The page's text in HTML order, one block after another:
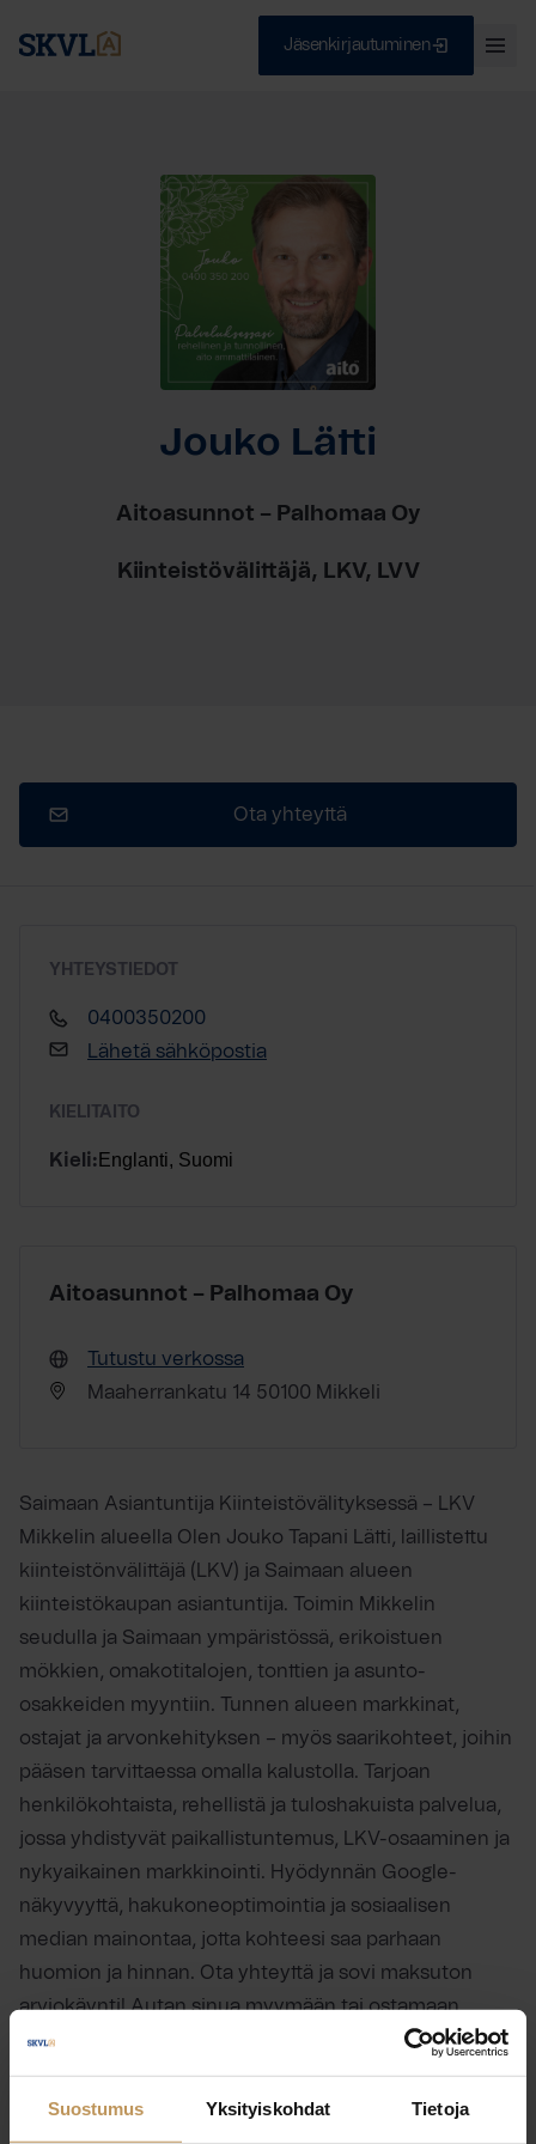
Suostumus Yksityiskohdat Tietoja
Jäsenkirjautuminen
Jouko Lätti
Aitoasunnot – Palhomaa Oy
Kiinteistövälittäjä, LKV, LVV
Ota yhteyttä
YHTEYSTIEDOT
0400350200
Lähetä sähköpostia
KIELITAITO
Kieli: Englanti, Suomi
Aitoasunnot – Palhomaa Oy
Tutustu verkossa
Maaherrankatu 14 50100 Mikkeli
Saimaan Asiantuntija Kiinteistövälityksessä – LKV
Mikkelin alueella Olen Jouko Tapani Lätti, laillistettu
kiinteistönvälittäjä (LKV) ja Saimaan alueen
kiinteistökaupan asiantuntija. Toimin Mikkelin
seudulla ja Saimaan ympäristössä, erikoistuen
mökkien, omakotitalojen, tonttien ja asunto-
osakkeiden myyntiin. Tunnen alueen markkinat,
ostajat ja arvonkehityksen – myös saarikohteet, joihin
pääsen tarvittaessa omalla kalustolla. Tarjoan
henkilökohtaista, rehellistä ja tuloshakuista palvelua,
jossa yhdistyvät paikallistuntemus, LKV-osaaminen ja
nykyaikainen markkinointi. Hyödynnän Google-
näkyvyyttä, hakukoneoptimointia ja sosiaalisen
median mainontaa, jotta kohteesi saa parhaan
huomion ja hinnan. Ota yhteyttä ja sovi maksuton
arviokäynti! Autan sinua myymään tai ostamaan
asunnon, mökin tai kiinteistön Mikkelin ja Saimaan
alueella ammattitaidolla ja paikallisella sydämellä.